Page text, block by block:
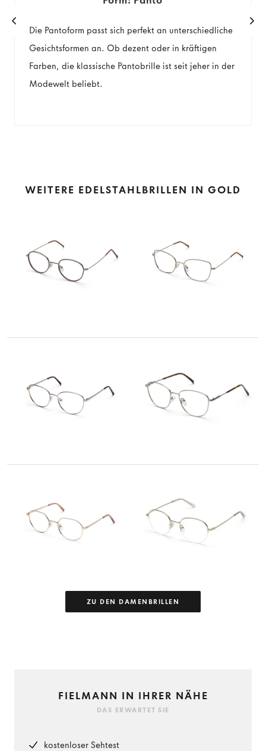
Die Pantoform passt sich perfekt an unterschiedliche
Gesichtsformen an. Ob dezent oder in kräftigen
Farben, die klassische Pantobrille ist seit jeher in der
Modewelt beliebt.
WEITERE EDELSTAHLBRILLEN IN GOLD
ZU DEN DAMENBRILLEN
FIELMANN IN IHRER NÄHE
DAS ERWARTET SIE
kostenloser Sehtest